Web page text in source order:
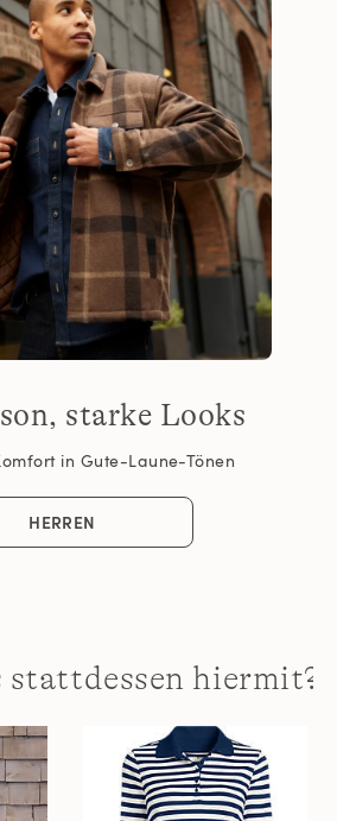
starke Looks
in Gute-Laune-Tönen
HERREN
stattdessen hiermit?